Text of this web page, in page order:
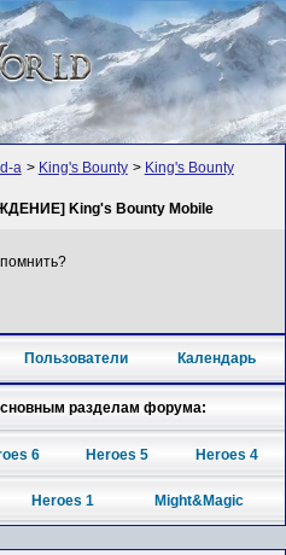
а > King's Bounty > King's Bounty
King's Bounty Mobile
Пользователи Календарь
разделам форума:
6 Heroes 5 Heroes 4
Heroes 1 Might&Magic